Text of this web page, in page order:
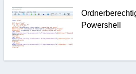
Powershell